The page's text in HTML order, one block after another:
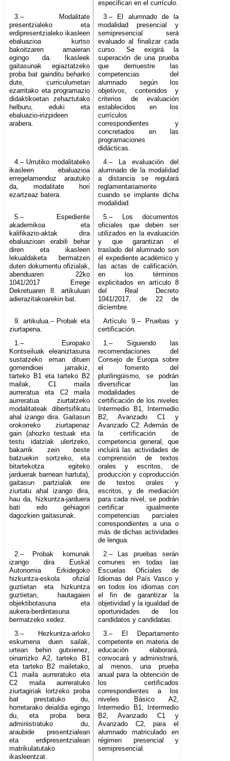
especifican en el currículo.
3.– Modalitate
presentzialeko eta
erdipresentzialeko ikasleen
ebaluazioa kurtso
bakoitzaren amaieran
egingo da. Ikasleek
gaitasunak egiaztatzeko
proba bat gainditu beharko
dute, curriculumetan
ezarritako eta programazio
didaktikoetan zehaztutako
helburu, eduki eta
ebaluazio-irizpideen
arabera.
3.– El alumnado de la
modalidad presencial y
semipresencial será
evaluado al finalizar cada
curso. Se exigirá la
superación de una prueba
que demuestre las
competencias del
alumnado según los
objetivos, contenidos y
criterios de evaluación
establecidos en los
currículos
correspondientes y
concretados en las
programaciones
didácticas.
4.– Urrutiko modalitateko
ikasleen ebaluazioa
erregelamenduz arautuko
da, modalitate hori
ezartzeaz batera.
4.– La evaluación del
alumnado de la modalidad
a distancia se regulará
reglamentariamente
cuando se implante dicha
modalidad.
5.– Espediente
akademikoa eta
kalifikazio-aktak dira
ebaluazioan erabili behar
diren eta ikasleen
lekualdaketa bermatzen
duten dokumentu ofizialak,
abenduaren 22ko
1041/2017 Errege
Dekretuaren 8. artikuluan
adierazitakoarekin bat.
5.– Los documentos
oficiales que deben ser
utilizados en la evaluación
y que garantizan el
traslado del alumnado son
el expediente académico y
las actas de calificación,
en los términos
explicitados en artículo 8
del Real Decreto
1041/2017, de 22 de
diciembre.
9. artikulua.– Probak eta
ziurtapena.
Artículo 9.– Pruebas y
certificación.
1.– Europako
Kontseiluak eleaniztasuna
sustatzeko eman dituen
gomendioei jarraikiz,
tarteko B1 eta tarteko B2
mailak, C1 maila
aurreratua eta C2 maila
aurreratua ziurtatzeko
modalitateak dibertsifikatu
ahal izango dira. Gaitasun
orokorreko ziurtapenaz
gain (ahozko testuak eta
testu idatziak ulertzeko,
bakarrik zein beste
batzuekin sortzeko, eta
bitartekotza egiteko
jarduerak barnean hartuta),
gaitasun partzialak ere
ziurtatu ahal izango dira,
hau da, hizkuntza-jarduera
bati edo gehiagori
dagozkien gaitasunak.
1.– Siguiendo las
recomendaciones del
Consejo de Europa sobre
el fomento del
plurilingüismo, se podrán
diversificar las
modalidades de
certificación de los niveles
Intermedio B1, Intermedio
B2, Avanzado C1 y
Avanzado C2. Además de
la certificación de
competencia general, que
incluirá las actividades de
comprensión de textos
orales y escritos, de
producción y coproducción
de textos orales y
escritos, y de mediación
para cada nivel, se podrán
certificar igualmente
competencias parciales
correspondientes a una o
más de dichas actividades
de lengua.
2.– Probak komunak
izango dira Euskal
Autonomia Erkidegoko
hizkuntza-eskola ofizial
guztietan eta hizkuntza
guztietan, hautagaien
objektibotasuna eta
aukera-berdintasuna
bermatzeko xedez.
2.– Las pruebas serán
comunes en todas las
Escuelas Oficiales de
Idiomas del País Vasco y
en todos los idiomas con
el fin de garantizar la
objetividad y la igualdad de
oportunidades de los
candidatos y candidatas.
3.– Hezkuntza-arloko
eskumena duen sailak,
urtean behin gutxienez,
oinarrizko A2, tarteko B1
eta tarteko B2 mailetako,
C1 maila aurreratuko eta
C2 maila aurreratuko
ziurtagiriak lortzeko proba
bat prestatuko du,
horretarako deialdia egingo
du, eta proba bera
administratuko du,
araubide presentzialean
eta erdipresentzialean
matrikulatutako
ikasleentzat.
3.– El Departamento
competente en materia de
educación elaborará,
convocará y administrará,
al menos, una prueba
anual para la obtención de
los certificados
correspondientes a los
niveles Básico A2,
Intermedio B1, Intermedio
B2, Avanzado C1 y
Avanzado C2, para el
alumnado matriculado en
régimen presencial y
semipresencial.